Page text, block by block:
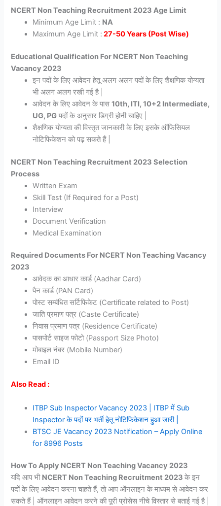
NCERT Non Teaching Recruitment 2023 Age Limit
Minimum Age Limit : NA
Maximum Age Limit : 27-50 Years (Post Wise)
Educational Qualification For NCERT Non Teaching
Vacancy 2023
इन पदों के लिए आवेदन हेतू अलग अलग पदों के लिए शैक्षणिक योग्यता
भी अलग अलग रखी गई है |
आवेदन के लिए आवेदन के पास10th, ITI, 10+2 Intermediate,
UG, PG पदों के अनुसार डिग्री होनी चाहिए |
शैक्षणिक योग्यता की विस्तृत जानकारी के लिए इसके ऑफिसियल
नोटिफिकेशन को पढ़ सकते हैं |
NCERT Non Teaching Recruitment 2023 Selection
Process
Written Exam
Skill Test (If Required for a Post)
Interview
Document Verification
Medical Examination
Required Documents For NCERT Non Teaching Vacancy
2023
आवेदक का आधार कार्ड (Aadhar Card)
पैन कार्ड (PAN Card)
पोस्ट सम्बंधित सर्टिफिकेट (Certificate related to Post)
जाति प्रमाण पत्र (Caste Certificate)
निवास प्रमाण पत्र (Residence Certificate)
पासपोर्ट साइज फोटो (Passport Size Photo)
मोबाइल नंबर (Mobile Number)
Email ID
Also Read :
ITBP Sub Inspector Vacancy 2023 | ITBP में Sub
Inspector के पदों पर भर्ती हेतू नोटिफिकेशन हुआ जारी |
BTSC JE Vacancy 2023 Notification – Apply Online
for 8996 Posts
How To Apply NCERT Non Teaching Vacancy 2023
यदि आप भी NCERT Non Teaching Recruitment 2023के इन
पदों के लिए आवेदन करना चाहते हैं, तो आप ऑनलाइन के माध्यम से आवेदन कर
सकते हैं | ऑनलाइन आवेदन करने की पूरी प्रोसेस नीचे विस्तार से बताई गई है |